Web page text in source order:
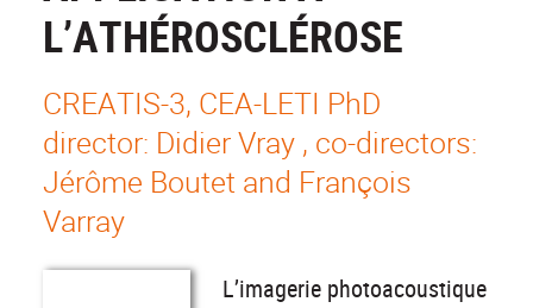
L’ATHÉROSCLÉROSE
CREATIS-3, CEA-LETI PhD
director: Didier Vray , co-directors:
Jérôme Boutet and François
Varray
L’imagerie photoacoustique